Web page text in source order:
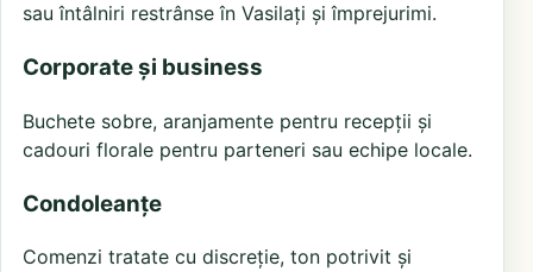
sau întâlniri restrânse în Vasilați și împrejurimi.
Corporate și business
Buchete sobre, aranjamente pentru recepții și
cadouri florale pentru parteneri sau echipe locale.
Condoleanțe
Comenzi tratate cu discreție, ton potrivit și